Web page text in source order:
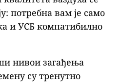
потребна вам је само
и УСБ компатибилно
нивои загађења
су тренутно